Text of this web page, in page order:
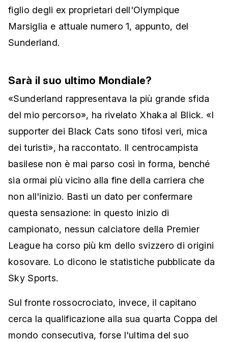
figlio degli ex proprietari dell'Olympique
Marsiglia e attuale numero 1, appunto, del
Sunderland.
Sarà il suo ultimo Mondiale?
«Sunderland rappresentava la più grande sfida
del mio percorso», ha rivelato Xhaka al Blick. «I
supporter dei Black Cats sono tifosi veri, mica
dei turisti», ha raccontato. Il centrocampista
basilese non è mai parso così in forma, benché
sia ormai più vicino alla fine della carriera che
non all'inizio. Basti un dato per confermare
questa sensazione: in questo inizio di
campionato, nessun calciatore della Premier
League ha corso più km dello svizzero di origini
kosovare. Lo dicono le statistiche pubblicate da
Sky Sports.
Sul fronte rossocrociato, invece, il capitano
cerca la qualificazione alla sua quarta Coppa del
mondo consecutiva, forse l'ultima del suo